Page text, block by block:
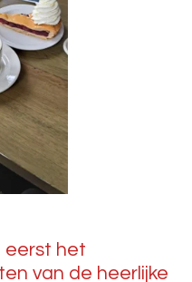
eerst het
van de heerlijke